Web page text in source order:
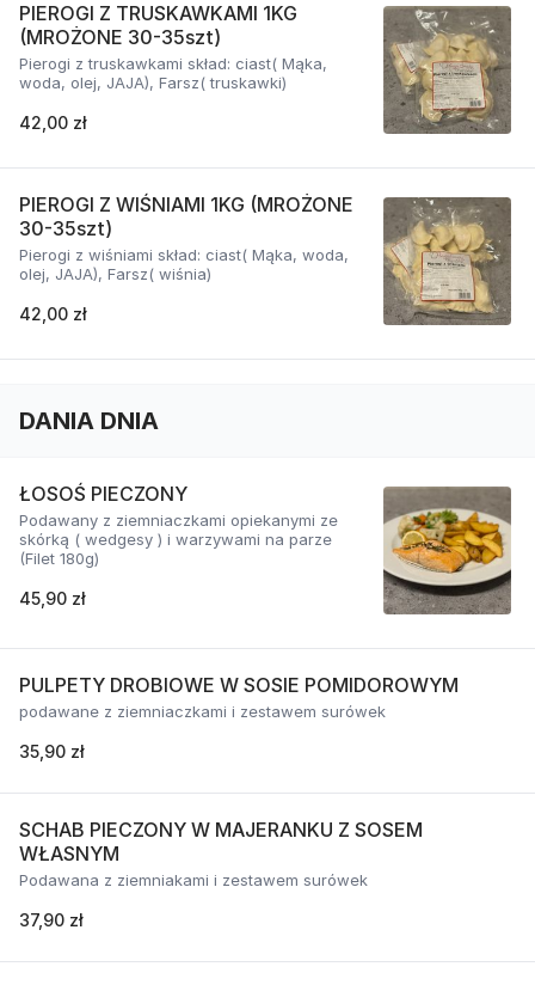
PIEROGI Z TRUSKAWKAMI 1KG
(MROŻONE 30-35szt)
Pierogi z truskawkami skład: ciast( Mąka,
woda, olej, JAJA), Farsz( truskawki)
42,00 zł
PIEROGI Z WIŚNIAMI 1KG (MROŻONE
30-35szt)
Pierogi z wiśniami skład: ciast( Mąka, woda,
olej, JAJA), Farsz( wiśnia)
42,00 zł
DANIA DNIA
ŁOSOŚ PIECZONY
Podawany z ziemniaczkami opiekanymi ze
skórką ( wedgesy ) i warzywami na parze
(Filet 180g)
45,90 zł
PULPETY DROBIOWE W SOSIE POMIDOROWYM
podawane z ziemniaczkami i zestawem surówek
35,90 zł
SCHAB PIECZONY W MAJERANKU Z SOSEM
WŁASNYM
Podawana z ziemniakami i zestawem surówek
37,90 zł